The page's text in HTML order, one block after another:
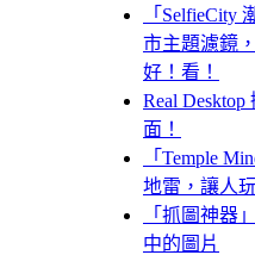
「SelfieCity
市主題濾鏡
好！看！
Real
面！
「Temple
地雷，讓人
「抓圖神器
中的圖片